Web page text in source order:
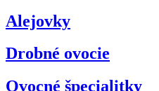
Alejovky
Drobné ovocie
Ovocné špecialitky